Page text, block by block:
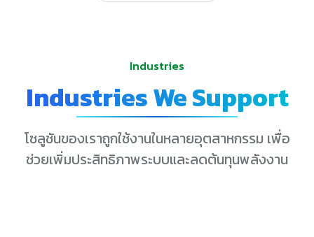
Industries
Industries We Support
โซลูชันของเราถูกใช้งานในหลายอุตสาหกรรม เพื่อ
ช่วยเพิ่มประสิทธิภาพระบบและลดต้นทุนพลังงาน